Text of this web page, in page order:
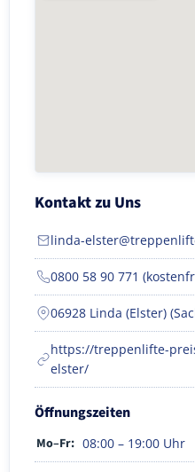
Kontakt zu Uns
linda-
0800 58 90 771
06928 Linda (Elster)
https://treppenlifte-
elster/
Öffnungszeiten
Mo–Fr: 08:00 – 19:00 Uhr